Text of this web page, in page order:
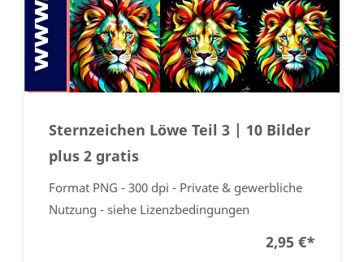
Sternzeichen Löwe Teil 3 | 10 Bilder
plus 2 gratis
Format PNG - 300 dpi - Private & gewerbliche
Nutzung - siehe Lizenzbedingungen
2,95 €*